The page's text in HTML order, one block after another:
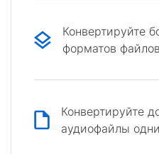
Конвертируйте
форматов файлов
Конвертируйте
аудиофайлы